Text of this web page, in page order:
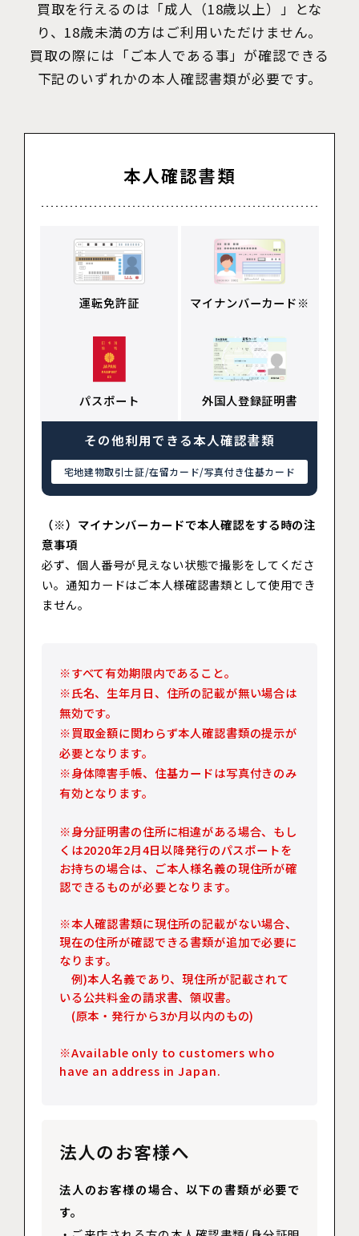
買取を行えるのは「成人（18歳以上）」とな
り、18歳未満の方はご利用いただけません。
買取の際には「ご本人である事」が確認できる
下記のいずれかの本人確認書類が必要です。
本人確認書類
運転免許証 マイナンバーカード※
パスポート 外国人登録証明書
その他利用できる本人確認書類
宅地建物取引士証/在留カード/写真付き住基カード
（※）マイナンバーカードで本人確認をする時の注
意事項
必ず、個人番号が見えない状態で撮影をしてくださ
い。通知カードはご本人様確認書類として使用でき
ません。
※すべて有効期限内であること。
※氏名、生年月日、住所の記載が無い場合は
無効です。
※買取金額に関わらず本人確認書類の提示が
必要となります。
※身体障害手帳、住基カードは写真付きのみ
有効となります。
※身分証明書の住所に相違がある場合、もし
くは2020年2月4日以降発行のパスポートを
お持ちの場合は、ご本人様名義の現住所が確
認できるものが必要となります。
※本人確認書類に現住所の記載がない場合、
現在の住所が確認できる書類が追加で必要に
なります。
例)本人名義であり、現住所が記載されて
いる公共料金の請求書、領収書。
(原本・発行から3か月以内のもの)
※Available only to customers who
have an address in Japan.
法人のお客様へ
法人のお客様の場合、以下の書類が必要で
す。